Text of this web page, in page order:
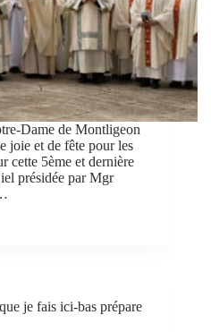
Dame de Montligeon
joie et de fête pour les
cette 5ème et dernière
présidée par Mgr
je fais ici-bas prépare